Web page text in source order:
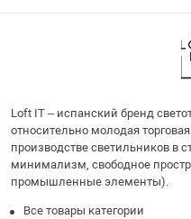
Loft IT – испанский бренд
относительно молодая
производстве светильников в
минимализм, свободное
промышленные элементы).
Все товары категории